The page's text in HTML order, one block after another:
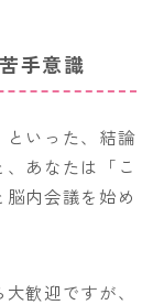
手意識
といった、結論
あなたは「こ
内会議を始め
歓迎ですが、